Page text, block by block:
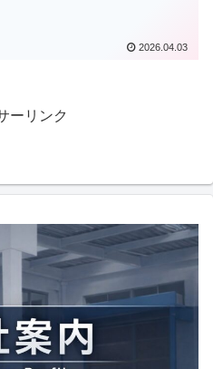
2026.04.03
ーリンク